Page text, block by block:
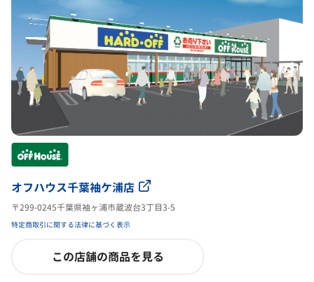
オフハウス千葉袖ケ浦店
〒299-0245千葉県袖ヶ浦市蔵波台3丁目3-5
特定商取引に関する法律に基づく表示
この店舗の商品を見る